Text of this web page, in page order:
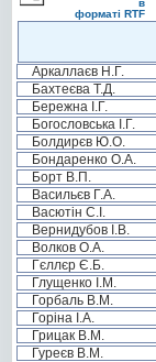
в
форматі RTF
Аркаллаєв Н.Г.
Бахтеєва Т.Д.
Бережна І.Г.
Богословська І.Г.
Болдирєв Ю.О.
Бондаренко О.А.
Борт В.П.
Васильєв Г.А.
Васютін С.І.
Вернидубов І.В.
Волков О.А.
Гєллєр Є.Б.
Глущенко І.М.
Горбаль В.М.
Горіна І.А.
Грицак В.М.
Гуреєв В.М.